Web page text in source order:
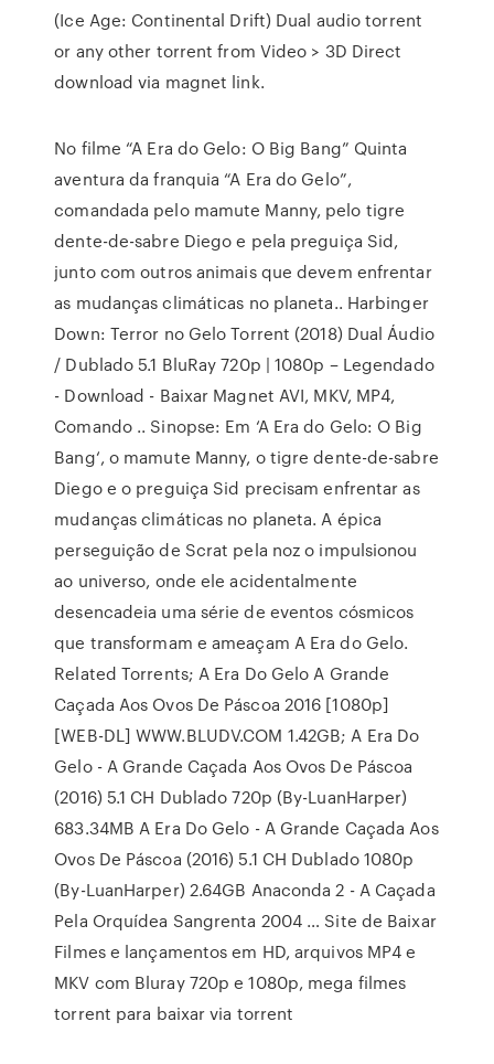
(Ice Age: Continental Drift) Dual audio torrent
or any other torrent from Video > 3D Direct
download via magnet link.
No filme “A Era do Gelo: O Big Bang” Quinta
aventura da franquia “A Era do Gelo”,
comandada pelo mamute Manny, pelo tigre
dente-de-sabre Diego e pela preguiça Sid,
junto com outros animais que devem enfrentar
as mudanças climáticas no planeta.. Harbinger
Down: Terror no Gelo Torrent (2018) Dual Áudio
/ Dublado 5.1 BluRay 720p | 1080p – Legendado
- Download - Baixar Magnet AVI, MKV, MP4,
Comando .. Sinopse: Em ‘A Era do Gelo: O Big
Bang‘, o mamute Manny, o tigre dente-de-sabre
Diego e o preguiça Sid precisam enfrentar as
mudanças climáticas no planeta. A épica
perseguição de Scrat pela noz o impulsionou
ao universo, onde ele acidentalmente
desencadeia uma série de eventos cósmicos
que transformam e ameaçam A Era do Gelo.
Related Torrents; A Era Do Gelo A Grande
Caçada Aos Ovos De Páscoa 2016 [1080p]
[WEB-DL] WWW.BLUDV.COM 1.42GB; A Era Do
Gelo - A Grande Caçada Aos Ovos De Páscoa
(2016) 5.1 CH Dublado 720p (By-LuanHarper)
683.34MB A Era Do Gelo - A Grande Caçada Aos
Ovos De Páscoa (2016) 5.1 CH Dublado 1080p
(By-LuanHarper) 2.64GB Anaconda 2 - A Caçada
Pela Orquídea Sangrenta 2004 … Site de Baixar
Filmes e lançamentos em HD, arquivos MP4 e
MKV com Bluray 720p e 1080p, mega filmes
torrent para baixar via torrent